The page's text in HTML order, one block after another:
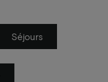
Séjours